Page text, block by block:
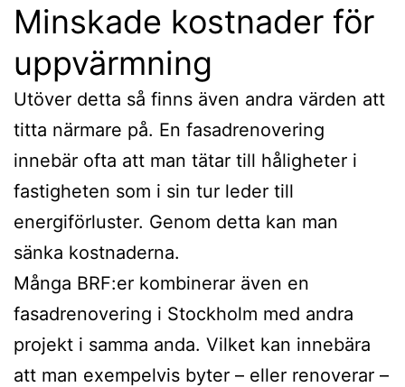
Minskade kostnader för
uppvärmning
Utöver detta så finns även andra värden att
titta närmare på. En fasadrenovering
innebär ofta att man tätar till håligheter i
fastigheten som i sin tur leder till
energiförluster. Genom detta kan man
sänka kostnaderna.
Många BRF:er kombinerar även en
fasadrenovering i Stockholm med andra
projekt i samma anda. Vilket kan innebära
att man exempelvis byter – eller renoverar –